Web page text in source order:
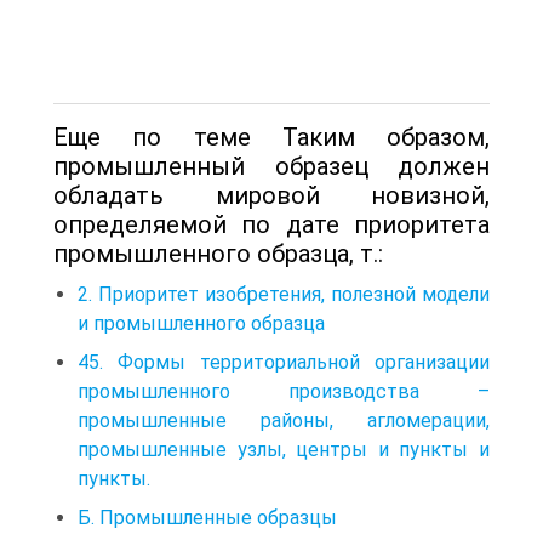
Еще по теме Таким образом,
промышленный образец должен
обладать мировой новизной,
определяемой по дате приоритета
промышленного образца, т.:
2. Приоритет изобретения, полезной модели
и промышленного образца
45. Формы территориальной организации
промышленного производства –
промышленные районы, агломерации,
промышленные узлы, центры и пункты и
пункты.
Б. Промышленные образцы